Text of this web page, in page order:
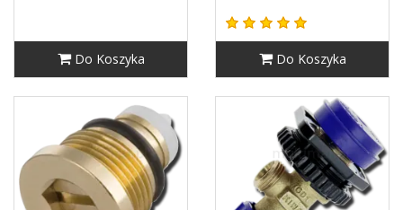
Do Koszyka Do Koszyka